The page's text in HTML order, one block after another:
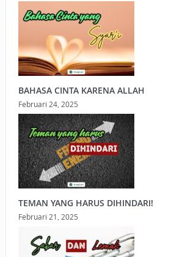
BAHASA CINTA KARENA ALLAH
Februari 24, 2025
TEMAN YANG HARUS DIHINDARI!
Februari 21, 2025